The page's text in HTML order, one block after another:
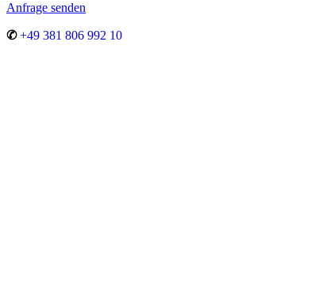
Anfrage senden
✆ +49 381 806 992 10